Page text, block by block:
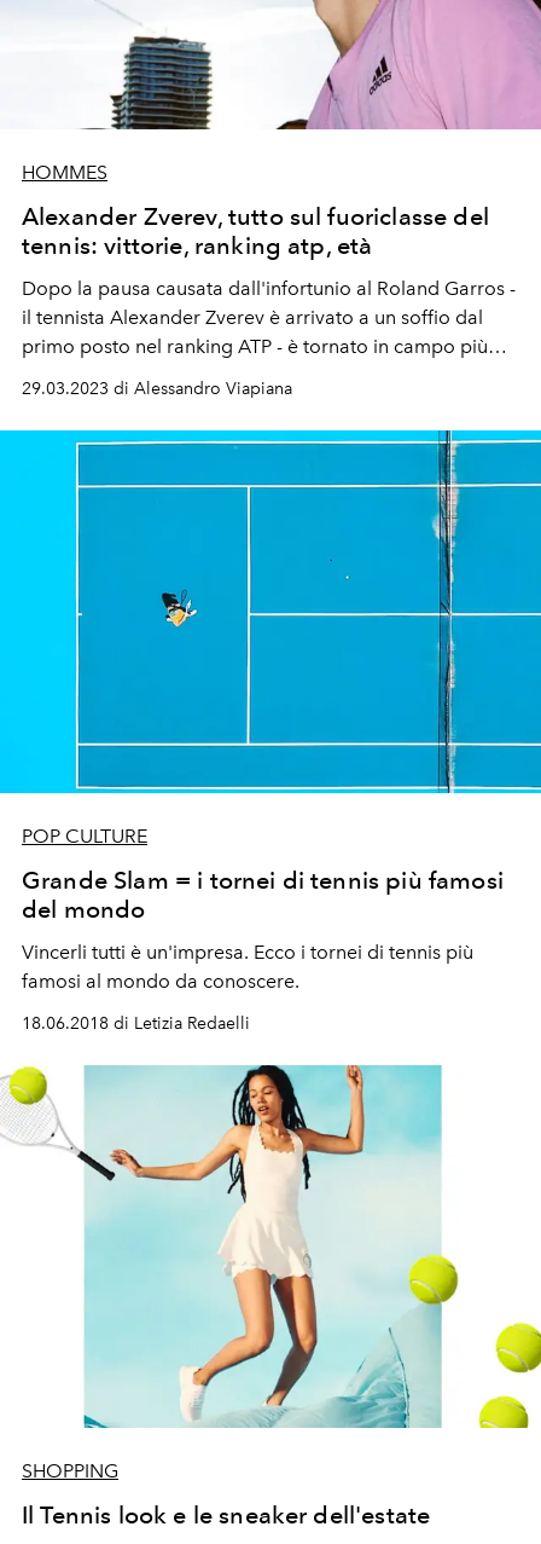
HOMMES
Alexander Zverev, tutto sul fuoriclasse del
tennis: vittorie, ranking atp, età
Dopo la pausa causata dall'infortunio al Roland Garros -
il tennista Alexander Zverev è arrivato a un soffio dal
primo posto nel ranking ATP - è tornato in campo più
29.03.2023 di Alessandro Viapiana
POP CULTURE
Grande Slam = i tornei di tennis più famosi
del mondo
Vincerli tutti è un'impresa. Ecco i tornei di tennis più
famosi al mondo da conoscere.
18.06.2018 di Letizia Redaelli
SHOPPING
Il Tennis look e le sneaker dell'estate